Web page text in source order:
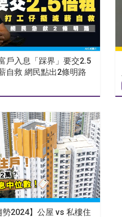
戶入息「踩界」要交2.5
自救 網民點出2條明路
勢2024】公屋 vs 私樓住